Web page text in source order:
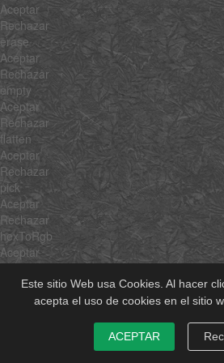
Este sitio Web usa Cookies. Al hacer
acepta el uso de cookies en el sitio
ACEPTAR
Aceptar
Rechazar
erase
Aceptar
Rechazar
empty
Aceptar
Rechazar
flatten
Aceptar
Rechazar
pick
Aceptar
Rechazar
hexToRgb
Aceptar
Rechazar
rgbToHex
Aceptar